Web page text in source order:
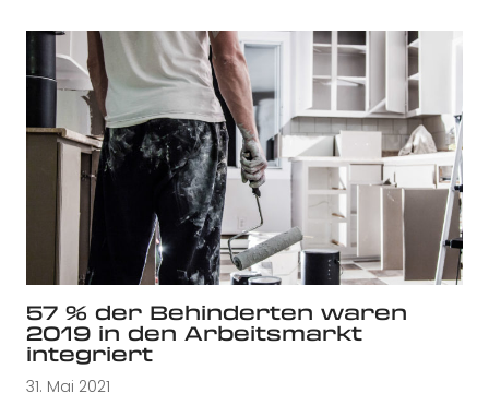
57 % der Behinderten waren
2019 in den Arbeitsmarkt
integriert
31. Mai 2021